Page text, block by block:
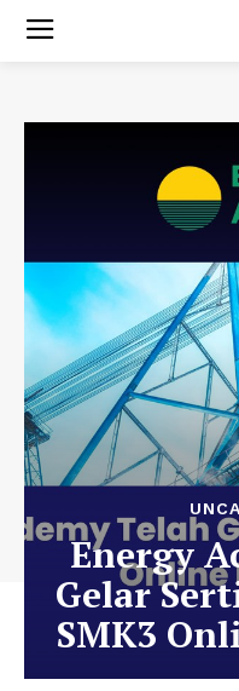
Energy
Gelar
SMK3